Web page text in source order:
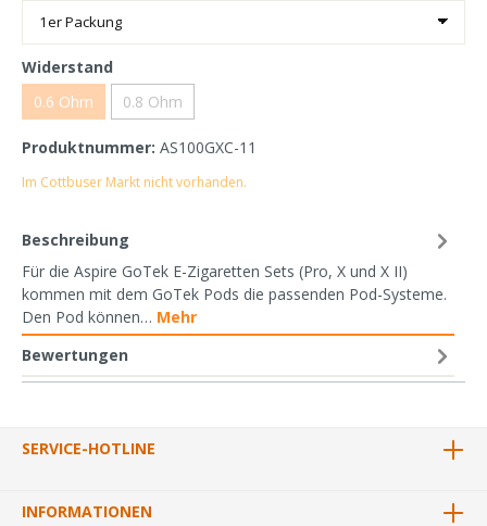
Widerstand
0.6 Ohm
0.8 Ohm
Produktnummer: AS100GXC-11
Im Cottbuser Markt nicht vorhanden.
Beschreibung
Für die Aspire GoTek E-Zigaretten Sets (Pro, X und X II)
kommen mit dem GoTek Pods die passenden Pod-Systeme.
Den Pod können… Mehr
Bewertungen
SERVICE-HOTLINE
INFORMATIONEN